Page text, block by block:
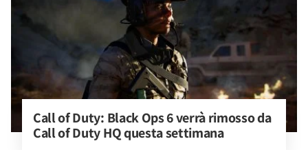
Call of Duty: Black Ops 6 verrà rimosso da
Call of Duty HQ questa settimana